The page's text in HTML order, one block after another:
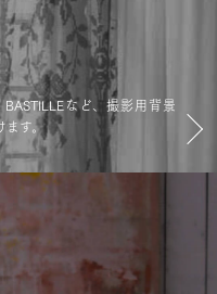
BASTILLEなど、撮影用背景
ます。